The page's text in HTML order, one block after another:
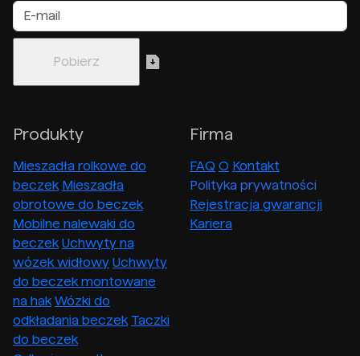
Produkty
Mieszadła rolkowe do
beczek Mieszadła
obrotowe do beczek
Mobilne nalewaki do
beczek Uchwyty na
wózek widłowy Uchwyty
do beczek montowane
na hak Wózki do
odkładania beczek Taczki
do beczek
Firma
FAQ O Kontakt
Polityka prywatności
Rejestracja gwarancji
Kariera